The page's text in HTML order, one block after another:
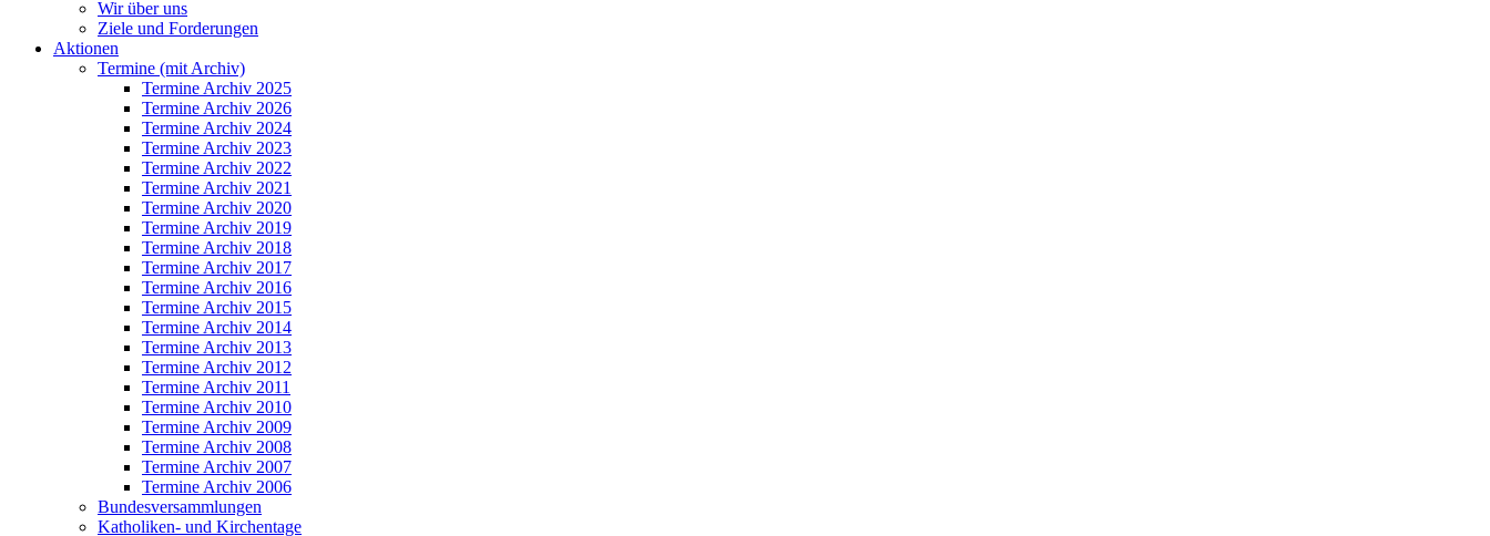
Wir über uns
Ziele und Forderungen
Aktionen
Termine (mit Archiv)
Termine Archiv 2025
Termine Archiv 2026
Termine Archiv 2024
Termine Archiv 2023
Termine Archiv 2022
Termine Archiv 2021
Termine Archiv 2020
Termine Archiv 2019
Termine Archiv 2018
Termine Archiv 2017
Termine Archiv 2016
Termine Archiv 2015
Termine Archiv 2014
Termine Archiv 2013
Termine Archiv 2012
Termine Archiv 2011
Termine Archiv 2010
Termine Archiv 2009
Termine Archiv 2008
Termine Archiv 2007
Termine Archiv 2006
Bundesversammlungen
Katholiken- und Kirchentage